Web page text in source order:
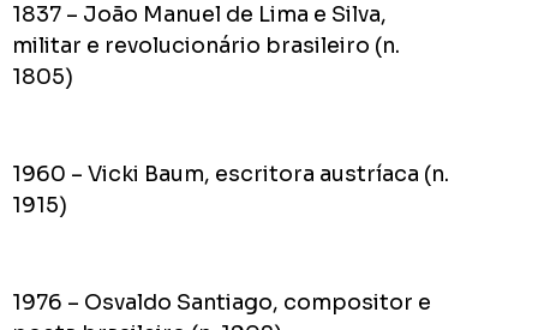
1837 – João Manuel de Lima e Silva,
militar e revolucionário brasileiro (n.
1805)
1960 – Vicki Baum, escritora austríaca (n.
1915)
1976 – Osvaldo Santiago, compositor e